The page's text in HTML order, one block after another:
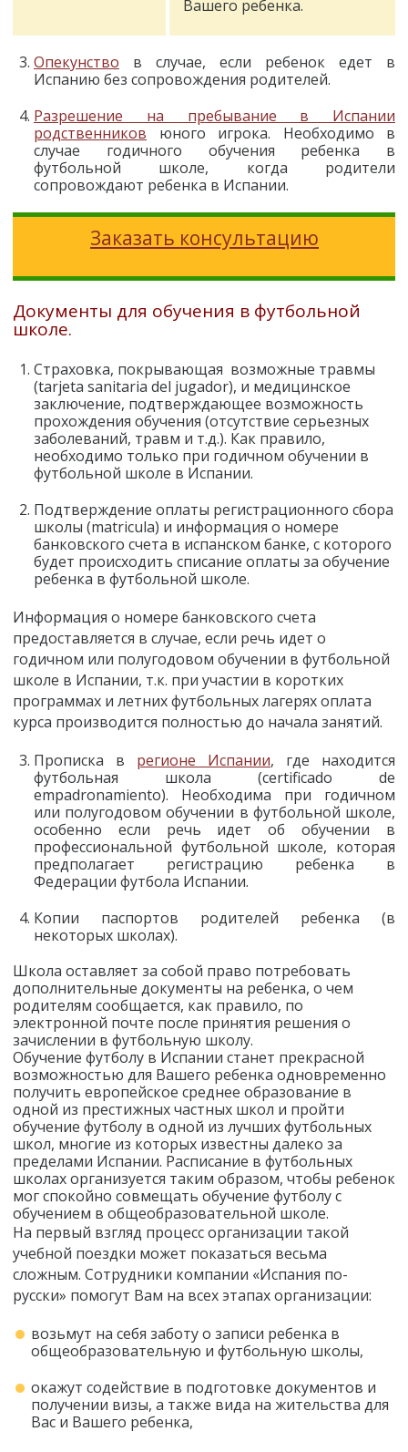
Вашего ребенка.
Опекунство в случае, если ребенок едет в
Испанию без сопровождения родителей.
Разрешение на пребывание в Испании
родственников юного игрока. Необходимо в
случае годичного обучения ребенка в
футбольной школе, когда родители
сопровождают ребенка в Испании.
Заказать консультацию
Документы для обучения в футбольной
школе.
Страховка, покрывающая возможные травмы
(tarjeta sanitaria del jugador), и медицинское
заключение, подтверждающее возможность
прохождения обучения (отсутствие серьезных
заболеваний, травм и т.д.). Как правило,
необходимо только при годичном обучении в
футбольной школе в Испании.
Подтверждение оплаты регистрационного сбора
школы (matricula) и информация о номере
банковского счета в испанском банке, с которого
будет происходить списание оплаты за обучение
ребенка в футбольной школе.
Информация о номере банковского счета
предоставляется в случае, если речь идет о
годичном или полугодовом обучении в футбольной
школе в Испании, т.к. при участии в коротких
программах и летних футбольных лагерях оплата
курса производится полностью до начала занятий.
Прописка в регионе Испании, где находится
футбольная школа (certificado de
empadronamiento). Необходима при годичном
или полугодовом обучении в футбольной школе,
особенно если речь идет об обучении в
профессиональной футбольной школе, которая
предполагает регистрацию ребенка в
Федерации футбола Испании.
Копии паспортов родителей ребенка (в
некоторых школах).
Школа оставляет за собой право потребовать
дополнительные документы на ребенка, о чем
родителям сообщается, как правило, по
электронной почте после принятия решения о
зачислении в футбольную школу.
Обучение футболу в Испании станет прекрасной
возможностью для Вашего ребенка одновременно
получить европейское среднее образование в
одной из престижных частных школ и пройти
обучение футболу в одной из лучших футбольных
школ, многие из которых известны далеко за
пределами Испании. Расписание в футбольных
школах организуется таким образом, чтобы ребенок
мог спокойно совмещать обучение футболу с
обучением в общеобразовательной школе.
На первый взгляд процесс организации такой
учебной поездки может показаться весьма
сложным. Сотрудники компании «Испания по-
русски» помогут Вам на всех этапах организации:
возьмут на себя заботу о записи ребенка в
общеобразовательную и футбольную школы,
окажут содействие в подготовке документов и
получении визы, а также вида на жительства для
Вас и Вашего ребенка,